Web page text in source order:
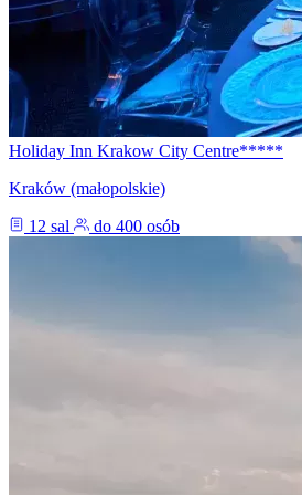
Holiday Inn Krakow City Centre*****
Kraków (małopolskie)
12 sal
do 400 osób